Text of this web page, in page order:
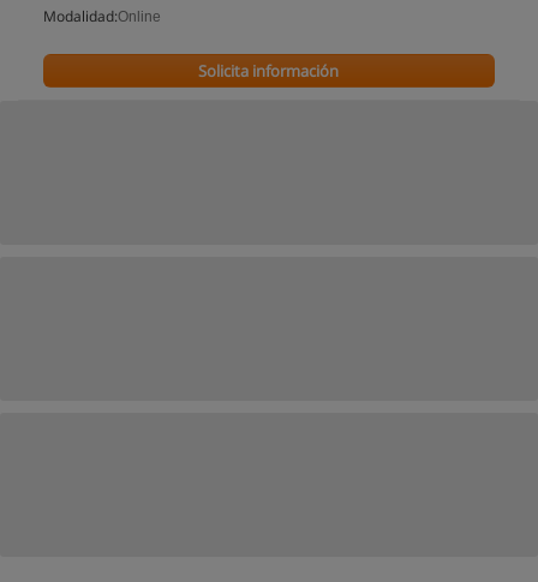
Modalidad:Online
Solicita información